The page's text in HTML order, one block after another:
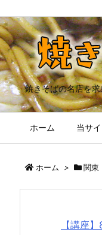
焼きそばの名店を
ホーム 当サ
ホーム > 関東
【講座